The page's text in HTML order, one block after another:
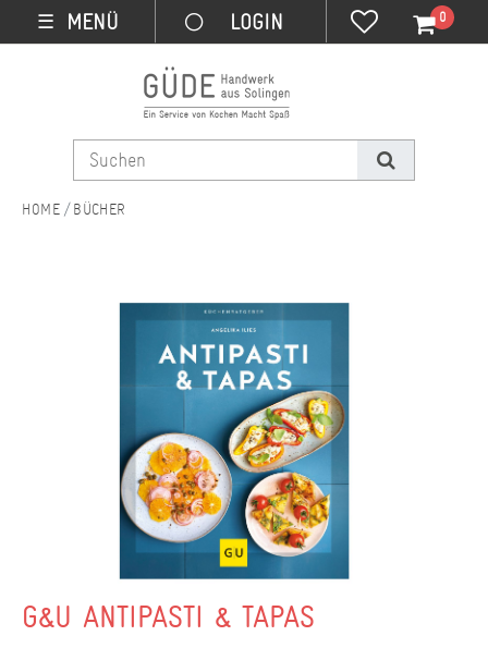
☰ MENÜ 0
BÜCHER
G&U ANTIPASTI & TAPAS